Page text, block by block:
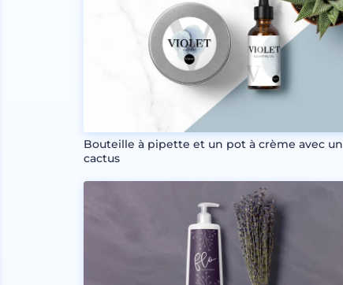
Bouteille à pipette et un pot à crème avec un
cactus